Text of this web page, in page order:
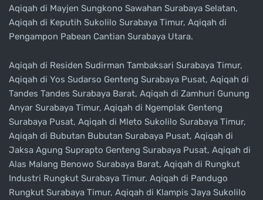
Aqiqah di Mayjen Sungkono Sawahan Surabaya Selatan,
Aqiqah di Keputih Sukolilo Surabaya Timur, Aqiqah di
Pengampon Pabean Cantian Surabaya Utara.
Aqiqah di Residen Sudirman Tambaksari Surabaya Timur,
Aqiqah di Yos Sudarso Genteng Surabaya Pusat, Aqiqah di
Tandes Tandes Surabaya Barat, Aqiqah di Zamhuri Gunung
Anyar Surabaya Timur, Aqiqah di Ngemplak Genteng
Surabaya Pusat, Aqiqah di Mleto Sukolilo Surabaya Timur,
Aqiqah di Bubutan Bubutan Surabaya Pusat, Aqiqah di
Jaksa Agung Suprapto Genteng Surabaya Pusat, Aqiqah di
Alas Malang Benowo Surabaya Barat, Aqiqah di Rungkut
Industri Rungkut Surabaya Timur. Aqiqah di Pandugo
Rungkut Surabaya Timur, Aqiqah di Klampis Jaya Sukolilo